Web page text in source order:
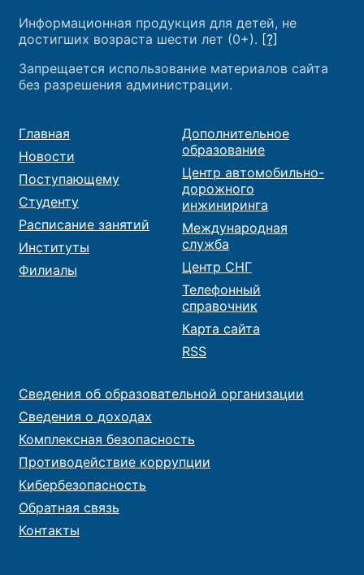
Информационная продукция для детей, не
достигших возраста шести лет (0+). [?]
Запрещается использование материалов сайта
без разрешения администрации.
Главная
Новости
Поступающему
Студенту
Расписание занятий
Институты
Филиалы
Дополнительное
образование
Центр автомобильно-
дорожного
инжиниринга
Международная
служба
Центр СНГ
Телефонный
справочник
Карта сайта
RSS
Сведения об образовательной организации
Сведения о доходах
Комплексная безопасность
Противодействие коррупции
Кибербезопасность
Обратная связь
Контакты